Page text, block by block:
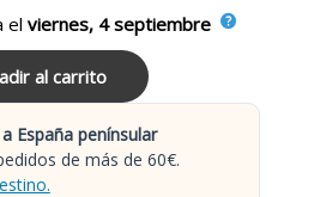
elviernes, 4 septiembre
al carrito
España penínsular
de más de 60€.